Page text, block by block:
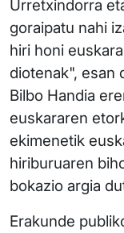
Urretxindorra
goraipatu nahi
hiri honi
diotenak", esan
Bilbo Handia
euskararen
ekimenetik
hiriburuaren
bokazio argia
Erakunde